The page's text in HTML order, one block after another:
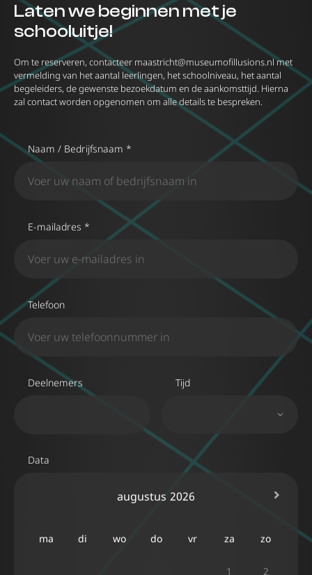
Laten we beginnen met je
schooluitje!
Om te reserveren, contacteer maastricht@museumofillusions.nlmet
vermelding van het aantal leerlingen, het schoolniveau, het aantal
begeleiders, de gewenste bezoekdatum en de aankomsttijd. Hierna
zal contact worden opgenomen om alle details te bespreken.
Naam / Bedrijfsnaam *
E-mailadres *
Telefoon
Deelnemers Tijd
Data
augustus 2026
ma di wo do vr za zo
1 2